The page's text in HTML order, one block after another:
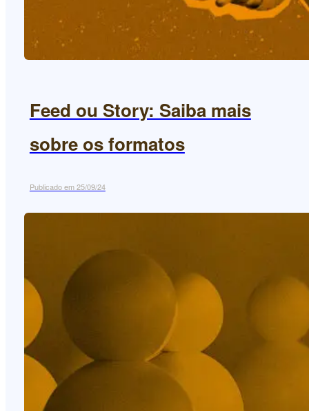
Feed ou Story: Saiba mais
sobre os formatos
Publicado em 25/09/24